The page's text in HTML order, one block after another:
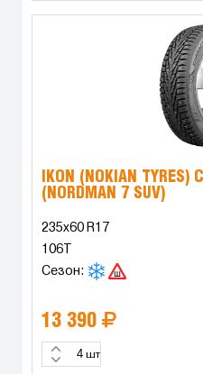
IKON (NOKIAN TYRES)
(NORDMAN 7 SUV)
235x60 R17
106T
Сезон:
13 390
шт